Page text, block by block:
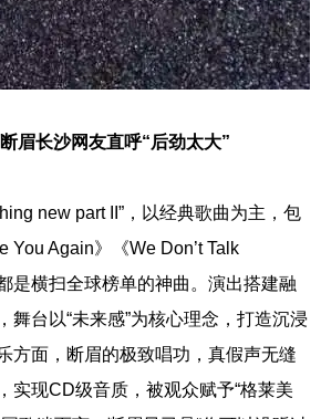
眉长沙网友直呼“后劲太大”
new part II”，以经典歌曲为主，包
You Again》《We Don’t Talk
是横扫全球榜单的神曲。演出搭建融
舞台以“未来感”为核心理念，打造沉浸
方面，断眉的极致唱功，真假声无缝
实现CD级音质，被观众赋予“格莱美